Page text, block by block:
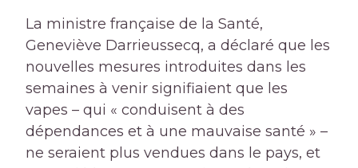
La ministre française de la Santé,
Geneviève Darrieussecq, a déclaré que les
nouvelles mesures introduites dans les
semaines à venir signifiaient que les
vapes – qui « conduisent à des
dépendances et à une mauvaise santé » –
ne seraient plus vendues dans le pays, et